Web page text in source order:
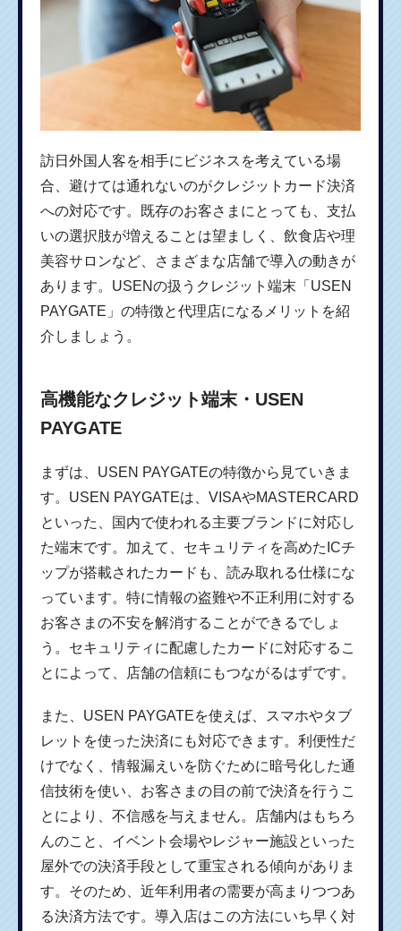
訪日外国人客を相手にビジネスを考えている場
合、避けては通れないのがクレジットカード決済
への対応です。既存のお客さまにとっても、支払
いの選択肢が増えることは望ましく、飲食店や理
美容サロンなど、さまざまな店舗で導入の動きが
あります。USENの扱うクレジット端末「USEN
PAYGATE」の特徴と代理店になるメリットを紹
介しましょう。
高機能なクレジット端末・USEN
PAYGATE
まずは、USEN PAYGATEの特徴から見ていきま
す。USEN PAYGATEは、VISAやMASTERCARD
といった、国内で使われる主要ブランドに対応し
た端末です。加えて、セキュリティを高めたICチ
ップが搭載されたカードも、読み取れる仕様にな
っています。特に情報の盗難や不正利用に対する
お客さまの不安を解消することができるでしょ
う。セキュリティに配慮したカードに対応するこ
とによって、店舗の信頼にもつながるはずです。
また、USEN PAYGATEを使えば、スマホやタブ
レットを使った決済にも対応できます。利便性だ
けでなく、情報漏えいを防ぐために暗号化した通
信技術を使い、お客さまの目の前で決済を行うこ
とにより、不信感を与えません。店舗内はもちろ
んのこと、イベント会場やレジャー施設といった
屋外での決済手段として重宝される傾向がありま
す。そのため、近年利用者の需要が高まりつつあ
る決済方法です。導入店はこの方法にいち早く対